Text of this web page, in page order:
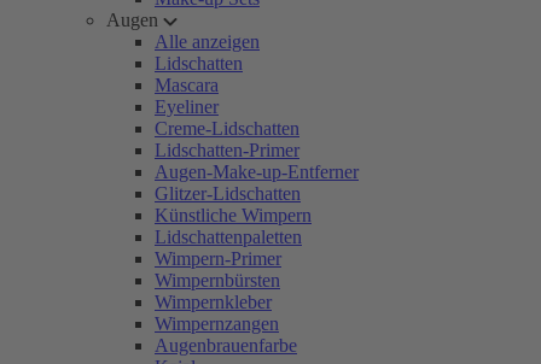
Augen
Alle anzeigen
Lidschatten
Mascara
Eyeliner
Creme-Lidschatten
Lidschatten-Primer
Augen-Make-up-Entferner
Glitzer-Lidschatten
Künstliche Wimpern
Lidschattenpaletten
Wimpern-Primer
Wimpernbürsten
Wimpernkleber
Wimpernzangen
Augenbrauenfarbe